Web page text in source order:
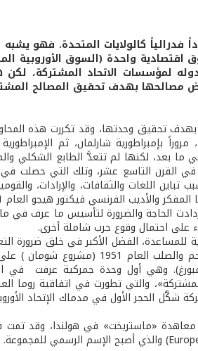
فدرالياً كالولايات المتحدة. فهو
واحدة (السوق الأوروبية
لمؤسسات الاتحاد المشتركة،
مصالحها بهدف تحقيق المصالح
تحقيق وحدتها، وقد تكررت هذه المحاولات
بإمبراطورية شارلمان، ثم
ما بعد، لكنها لم تتعدَّ الطابع الشكلي
في القرن التاسع عشر، وتلك التي حصلت
تباين اللغات والثقافات، والإرادات،
ازدادت الحاجة والضرورة لتأسيس ما عرف في
على احتمال وقوع حرب شاملة أخرى.
والشروط الأميركية للمساعدة، الفضل الأكبر في
في ما بعد إلى تشكيل الجماعة
شكَّل الحجر الأول في مدماك الإتحاد
شباط العام 1993 تم توقيع معاهدة «ماستريخت» في